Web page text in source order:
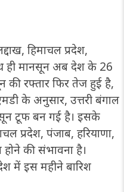
हिमाचल प्रदेश,
ही मानसून अब देश के 26
की रफ्तार फिर तेज हुई है,
के अनुसार, उत्तरी बंगाल
टूफ बन गई है। इसके
प्रदेश, पंजाब, हरियाणा,
की संभावना है।
में इस महीने बारिश